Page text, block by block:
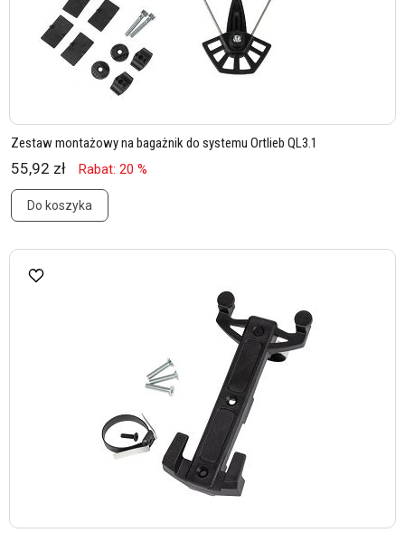
Zestaw montażowy na bagażnik do systemu Ortlieb QL3.1
55,92 zł Rabat: 20 %
Do koszyka